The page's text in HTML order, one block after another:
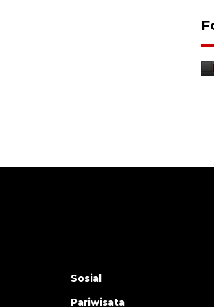
Sosial
Pariwisata